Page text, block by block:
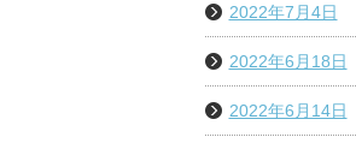
2022年7月4日
2022年6月18日
2022年6月14日